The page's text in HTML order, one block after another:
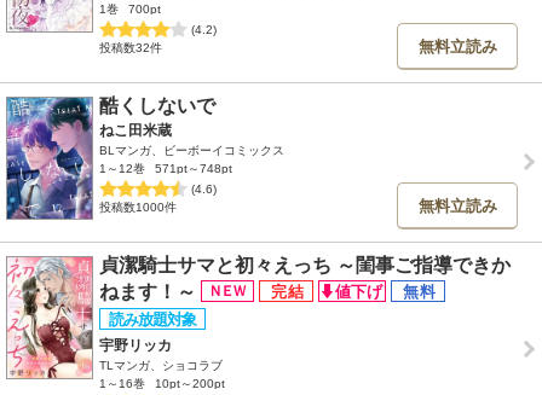
1巻
700pt
(4.2)
投稿数32件
無料立読み
酷くしないで
ねこ田米蔵
BLマンガ、ビーボーイコミックス
1～12巻
571pt～748pt
(4.6)
投稿数1000件
無料立読み
貞潔騎士サマと初々えっち ～閨事ご指導できか
ねます！～
宇野リッカ
TLマンガ、ショコラブ
1～16巻
10pt～200pt